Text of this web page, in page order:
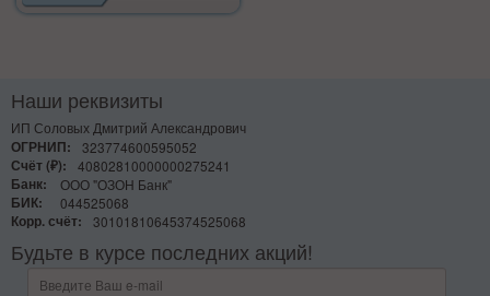
Наши реквизиты
ИП Соловых Дмитрий Александрович
ОГРНИП:
323774600595052
Счёт (₽):
40802810000000275241
Банк:
ООО "ОЗОН Банк"
БИК:
044525068
Корр. счёт:
30101810645374525068
Будьте в курсе последних акций!